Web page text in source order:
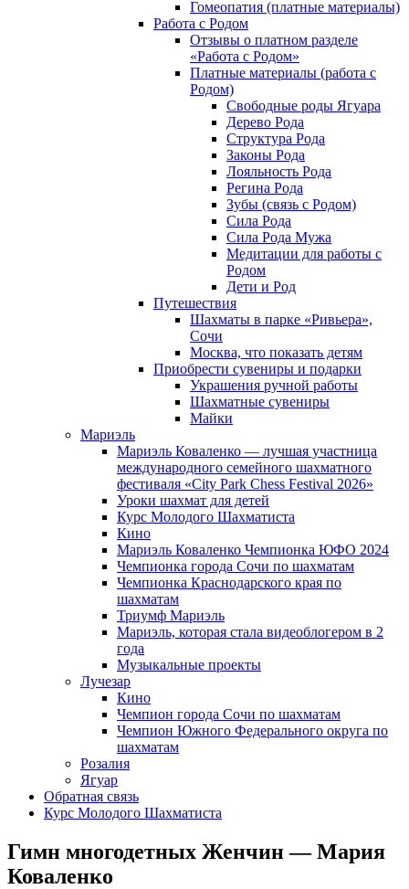
Гомеопатия (платные материалы)
Работа с Родом
Отзывы о платном разделе
«Работа с Родом»
Платные материалы (работа с
Родом)
Свободные роды Ягуара
Дерево Рода
Структура Рода
Законы Рода
Лояльность Рода
Регина Рода
Зубы (связь с Родом)
Сила Рода
Сила Рода Мужа
Медитации для работы с
Родом
Дети и Род
Путешествия
Шахматы в парке «Ривьера»,
Сочи
Москва, что показать детям
Приобрести сувениры и подарки
Украшения ручной работы
Шахматные сувениры
Майки
Мариэль
Мариэль Коваленко — лучшая участница
международного семейного шахматного
фестиваля «City Park Chess Festival 2026»
Уроки шахмат для детей
Курс Молодого Шахматиста
Кино
Мариэль Коваленко Чемпионка ЮФО 2024
Чемпионка города Сочи по шахматам
Чемпионка Краснодарского края по
шахматам
Триумф Мариэль
Мариэль, которая стала видеоблогером в 2
года
Музыкальные проекты
Лучезар
Кино
Чемпион города Сочи по шахматам
Чемпион Южного Федерального округа по
шахматам
Розалия
Ягуар
Обратная связь
Курс Молодого Шахматиста
Гимн многодетных Женчин — Мария
Коваленко